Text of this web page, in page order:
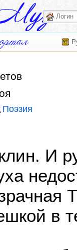
Поэзия
И
в